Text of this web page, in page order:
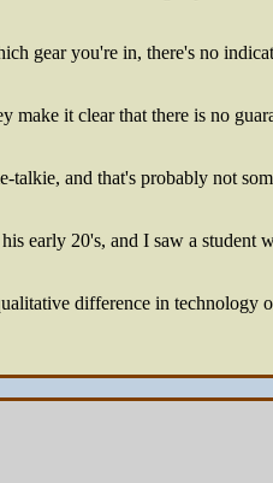
gear you're in, there's no
make it clear that there is no
talkie, and that's probably not
early 20's, and I saw a student
difference in technology